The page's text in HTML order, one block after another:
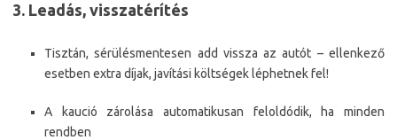
3. Leadás, visszatérítés
Tisztán, sérülésmentesen add vissza az autót – ellenkező
esetben extra díjak, javítási költségek léphetnek fel!
A kaució zárolása automatikusan feloldódik, ha minden
rendben